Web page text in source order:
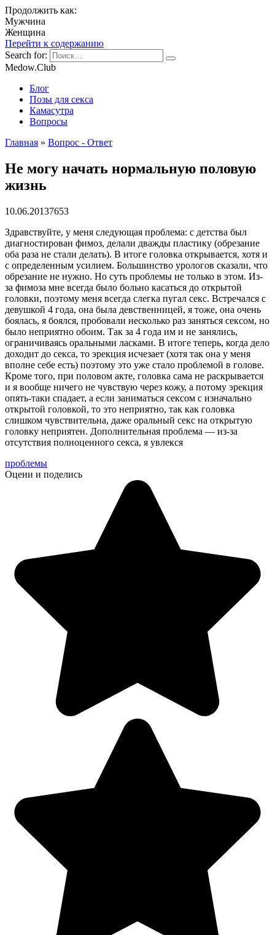
Продолжить как:
Мужчина
Женщина
Перейти к содержанию
Search for:
Medow.Club
Блог
Позы для секса
Камасутра
Вопросы
Главная » Вопрос - Ответ
Не могу начать нормальную половую
жизнь
10.06.20137653
Здравствуйте, у меня следующая проблема: с детства был
диагностирован фимоз, делали дважды пластику (обрезание
оба раза не стали делать). В итоге головка открывается, хотя и
с определенным усилием. Большинство урологов сказали, что
обрезание не нужно. Но суть проблемы не только в этом. Из-
за фимоза мне всегда было больно касаться до открытой
головки, поэтому меня всегда слегка пугал секс. Встречался с
девушкой 4 года, она была девственницей, я тоже, она очень
боялась, я боялся, пробовали несколько раз заняться сексом, но
было неприятно обоим. Так за 4 года им и не занялись,
ограничиваясь оральными ласками. В итоге теперь, когда дело
доходит до секса, то эрекция исчезает (хотя так она у меня
вполне себе есть) поэтому это уже стало проблемой в голове.
Кроме того, при половом акте, головка сама не раскрывается
и я вообще ничего не чувствую через кожу, а потому эрекция
опять-таки спадает, а если заниматься сексом с изначально
открытой головкой, то это неприятно, так как головка
слишком чувствительна, даже оральный секс на открытую
головку неприятен. Дополнительная проблема — из-за
отсутствия полноценного секса, я увлекся
проблемы
Оцени и поделись